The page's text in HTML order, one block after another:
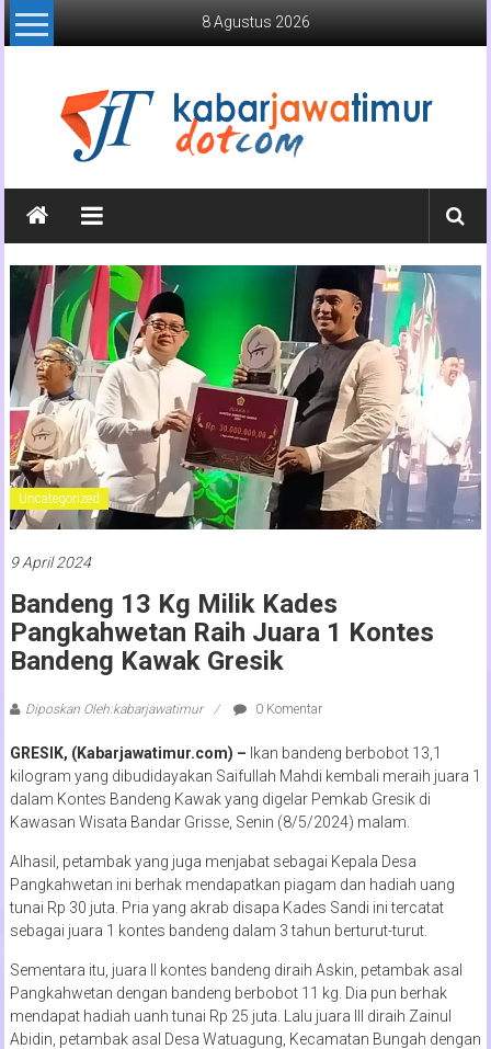
Lompat
ke
8 Agustus 2026
Kabar
Jawa
Timur
Media
Online
Jawa
Timur
Uncategorized
9 April 2024
Bandeng 13 Kg Milik Kades
Pangkahwetan Raih Juara 1 Kontes
Bandeng Kawak Gresik
Diposkan Oleh:kabarjawatimur 0 Komentar
GRESIK, (Kabarjawatimur.com) – Ikan bandeng berbobot 13,1
kilogram yang dibudidayakan Saifullah Mahdi kembali meraih juara 1
dalam Kontes Bandeng Kawak yang digelar Pemkab Gresik di
Kawasan Wisata Bandar Grisse, Senin (8/5/2024) malam.
Alhasil, petambak yang juga menjabat sebagai Kepala Desa
Pangkahwetan ini berhak mendapatkan piagam dan hadiah uang
tunai Rp 30 juta. Pria yang akrab disapa Kades Sandi ini tercatat
sebagai juara 1 kontes bandeng dalam 3 tahun berturut-turut.
Sementara itu, juara II kontes bandeng diraih Askin, petambak asal
Pangkahwetan dengan bandeng berbobot 11 kg. Dia pun berhak
mendapat hadiah uanh tunai Rp 25 juta. Lalu juara III diraih Zainul
Abidin, petambak asal Desa Watuagung, Kecamatan Bungah dengan